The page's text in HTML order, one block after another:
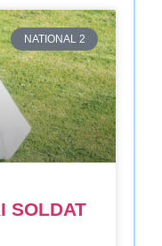
NATIONAL 2
SOLDAT